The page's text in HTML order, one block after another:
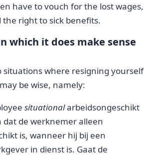
have to vouch for the lost wages,
the right to sick benefits.
which it does make sense
situations where resigning yourself
be wise, namely:
situationalarbeidsongeschikt
dat de werknemer alleen
is, wanneer hij bij een
in dienst is. Gaat de